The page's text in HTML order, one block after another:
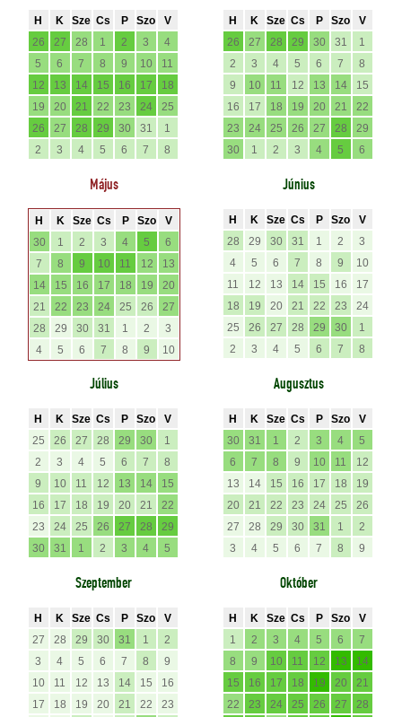
H K Sze Cs P Szo
V
26
27 28 1 2 3
4
5
6 7 8 9 10
11
12
13 14 15 16 17
18
19
20 21 22 23 24
25
26
27 28 29 30 31
1
2
3 4 5 6 7 8
H K Sze Cs P Szo
V
26
27 28 29 30 31
1
2
3 4 5 6 7
8
9
10 11 12 13 14
15
16
17 18 19 20 21
22
23
24 25 26 27 28
29
30
1 2 3 4 5 6
Május
H K Sze Cs P Szo
V
30
1 2 3 4 5
6
7
8 9 10 11 12
13
14
15 16 17 18 19
20
21
22 23 24 25 26
27
28
29 30 31 1 2
3
4
5 6 7 8 9 10
Június
H K Sze Cs P Szo
V
28
29 30 31 1 2
3
4
5 6 7 8 9
10
11
12 13 14 15 16
17
18
19 20 21 22 23
24
25
26 27 28 29 30
1
2
3 4 5 6 7 8
Július
H K Sze Cs P Szo
V
25
26 27 28 29 30
1
2
3 4 5 6 7
8
9
10 11 12 13 14
15
16
17 18 19 20 21
22
23
24 25 26 27 28
29
30
31 1 2 3 4 5
Augusztus
H K Sze Cs P Szo
V
30
31 1 2 3 4
5
6
7 8 9 10 11
12
13
14 15 16 17 18
19
20
21 22 23 24 25
26
27
28 29 30 31 1
2
3
4 5 6 7 8 9
Szeptember
H K Sze Cs P Szo
V
27
28 29 30 31 1
2
3
4 5 6 7 8
9
10
11 12 13 14 15
16
17
18 19 20 21 22
23
Október
H K Sze Cs P Szo
V
1
2 3 4 5 6
7
8
9 10 11 12 13
14
15
16 17 18 19 20
21
22
23 24 25 26 27
28